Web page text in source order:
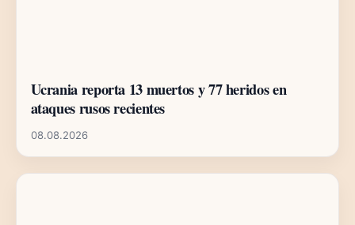
Ucrania reporta 13 muertos y 77 heridos en
ataques rusos recientes
08.08.2026